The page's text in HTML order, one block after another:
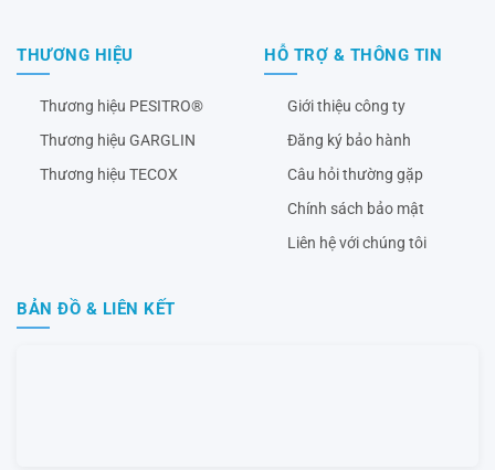
THƯƠNG HIỆU
Thương hiệu PESITRO®
Thương hiệu GARGLIN
Thương hiệu TECOX
HỖ TRỢ & THÔNG TIN
Giới thiệu công ty
Đăng ký bảo hành
Câu hỏi thường gặp
Chính sách bảo mật
Liên hệ với chúng tôi
BẢN ĐỒ & LIÊN KẾT